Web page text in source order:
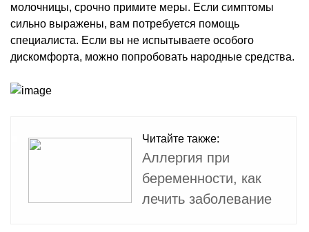
молочницы, срочно примите меры. Если симптомы
сильно выражены, вам потребуется помощь
специалиста. Если вы не испытываете особого
дискомфорта, можно попробовать народные средства.
Читайте также:
Аллергия при
беременности, как
лечить заболевание